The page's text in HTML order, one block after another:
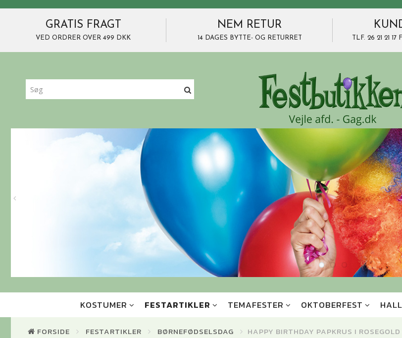
GRATIS FRAGT
VED ORDRER OVER 499 DKK
NEM RETUR
14 DAGES BYTTE- OG RETURRET TLF. 26 21 21
KOSTUMER FESTARTIKLER TEMAFESTER OKTOBERFEST
FORSIDE FESTARTIKLER BØRNEFØDSELSDAG HAPPY BIRTHDAY PAPKRUS I